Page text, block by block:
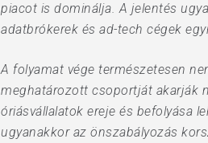
piacot is dominálja. A jelentés
adatbrókerek és ad-tech cégek
A folyamat vége természetesen
meghatározott csoportját akarják
óriásvállalatok ereje és befolyása
ugyanakkor az önszabályozás